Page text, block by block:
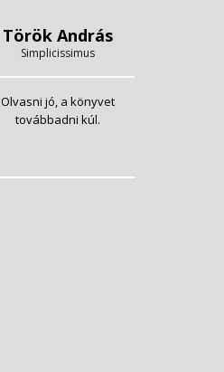
Török András
Simplicissimus
Olvasni jó, a könyvet
továbbadni kúl.